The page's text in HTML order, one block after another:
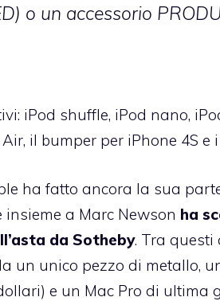
o un accessorio
iPod shuffle, iPod nano,
il bumper per iPhone 4S e
ha fatto ancora la sua
insieme a Marc Newson ha
da Sotheby. Tra questi
un unico pezzo di metallo,
e un Mac Pro di ultima